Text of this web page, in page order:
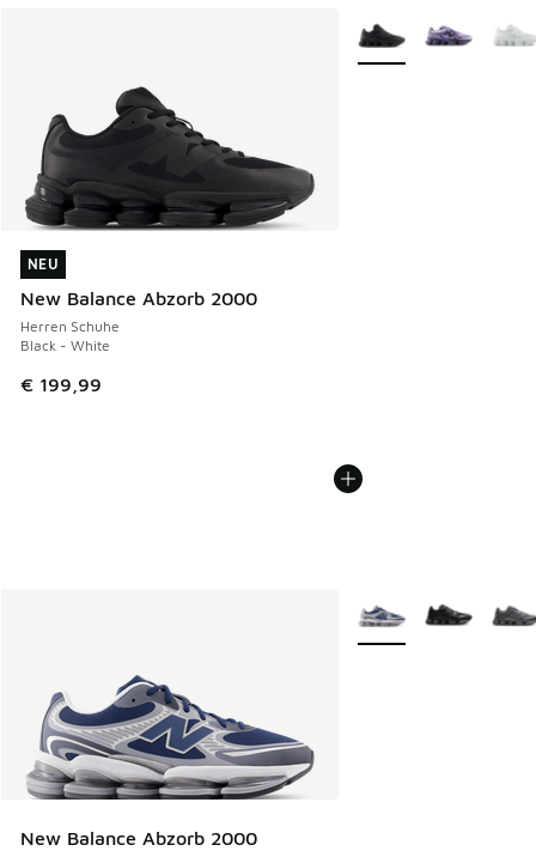
NEU
New Balance Abzorb 2000
Herren Schuhe
Black - White
€ 199,99
NEU
Weitere Farben
New Balance Abzorb 2000
Weitere Farben